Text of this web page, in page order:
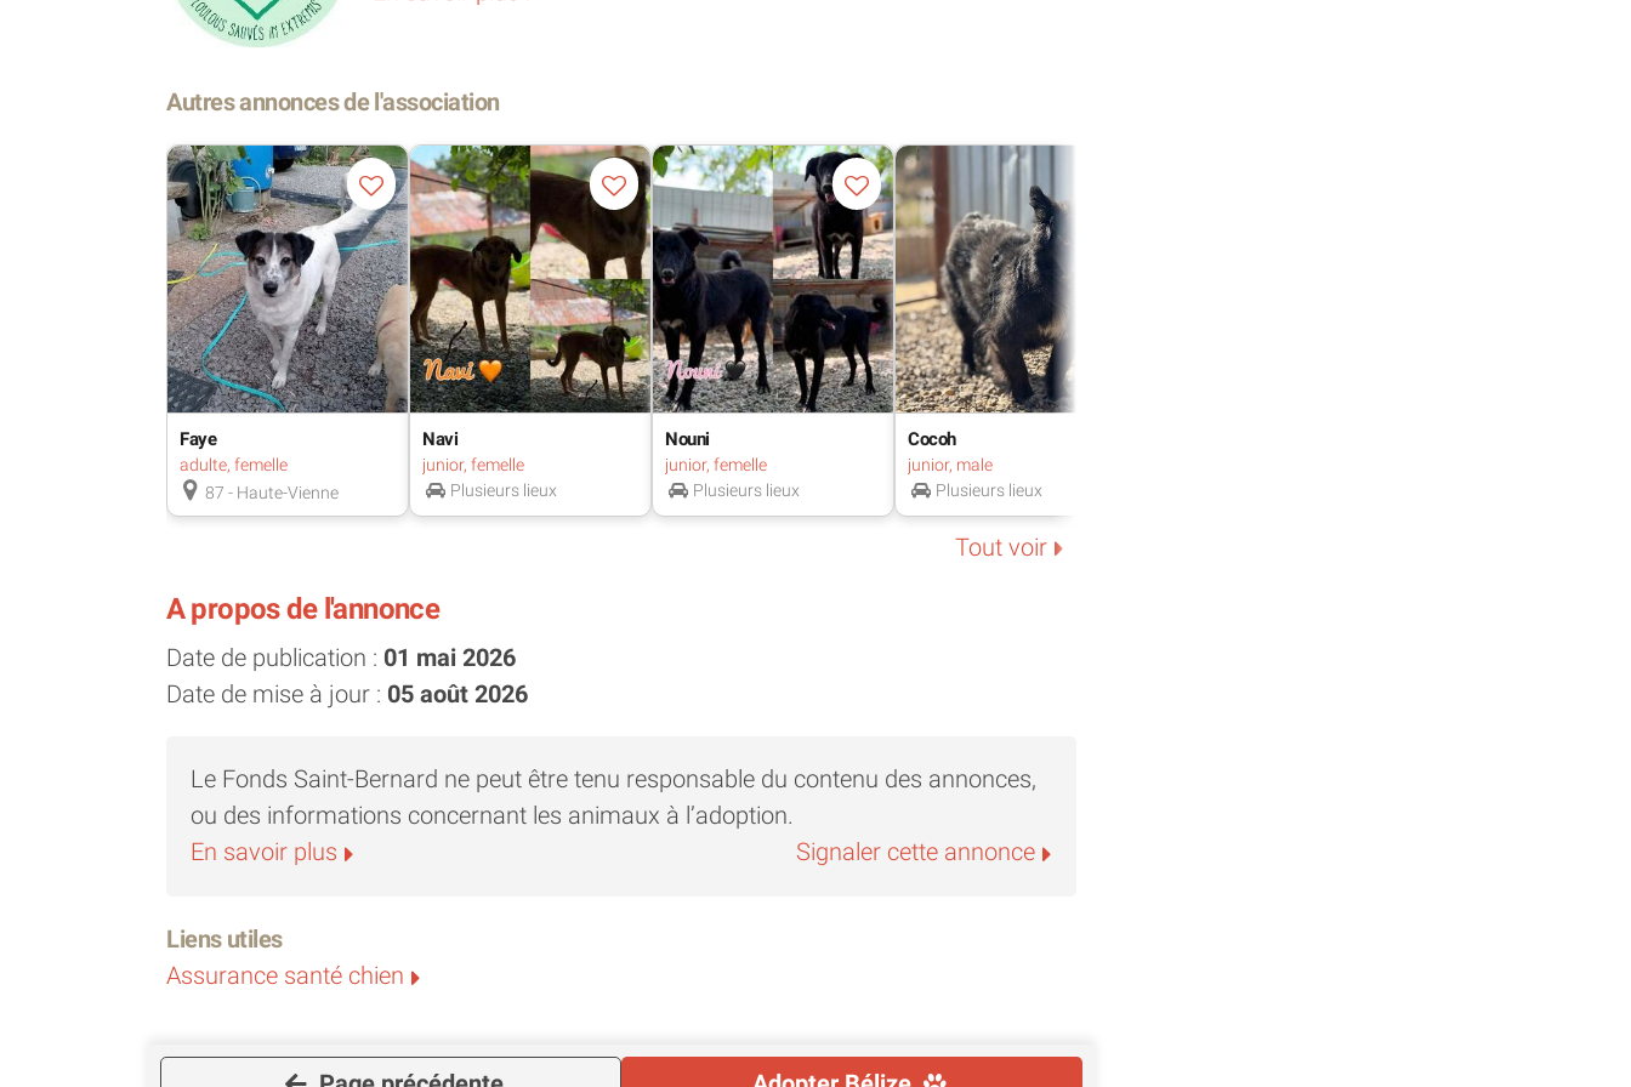
Coût d’adoption : 320 €
Stérilisé
Pucé
Vacciné
Ok chien
Ok humain
En savoir plus sur les chiens de Roumanie : https://blog.voxcanis.fr/les-chiens-
roumains-qui-sont-ils
Teaming : https://www.teaming.net/louloussauves?fs=e&s=cl
Contact pour plus d’infos par Messagerie Facebook
Autres annonces de l'association
Faye
adulte, femelle
87 - Haute-Vienne
Navi
junior, femelle
Plusieurs lieux
Nouni
junior, femelle
Plusieurs lieux
Cocoh
junior, male
Plusieurs lieux
Tout voir
A propos de l'annonce
Date de publication : 01 mai 2026
Date de mise à jour : 05 août 2026
Le Fonds Saint-Bernard ne peut être tenu responsable du contenu des annonces,
ou des informations concernant les animaux à l’adoption.
En savoir plus
Signaler cette annonce
Liens utiles
Assurance santé chien